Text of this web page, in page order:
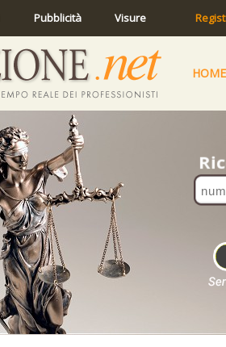
Pubblicità Visure
HOME